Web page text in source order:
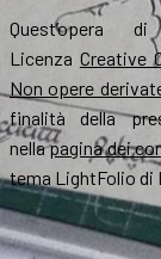
Quest’opera
Licenza Creative
Non opere
finalità della
nellapagina dei
tema LightFolio di